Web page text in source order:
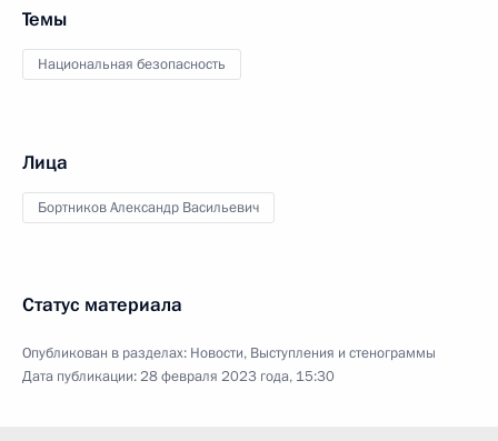
Темы
Национальная безопасность
Лица
Бортников Александр Васильевич
Статус материала
Опубликован в разделах: Новости, Выступления и стенограммы
Дата публикации:28 февраля 2023 года, 15:30